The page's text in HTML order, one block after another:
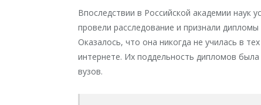
Впоследствии в Российской академии наук
провели расследование и признали
Оказалось, что она никогда не училась в
интернете. Их поддельность дипломов
вузов.